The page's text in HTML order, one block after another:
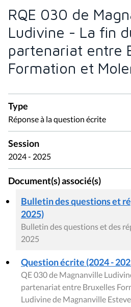
RQE 030 de
Ludivine - La fin
partenariat entre
Formation et
Type
Réponse à la question écrite
Session
2024 - 2025
Document(s) associé(s)
Bulletin des questions et
2025)
Bulletin des questions et des
2025
Question écrite (2024 -
QE 030 de Magnanville
partenariat entre Bruxelles
Ludivine de Magnanville Esteve